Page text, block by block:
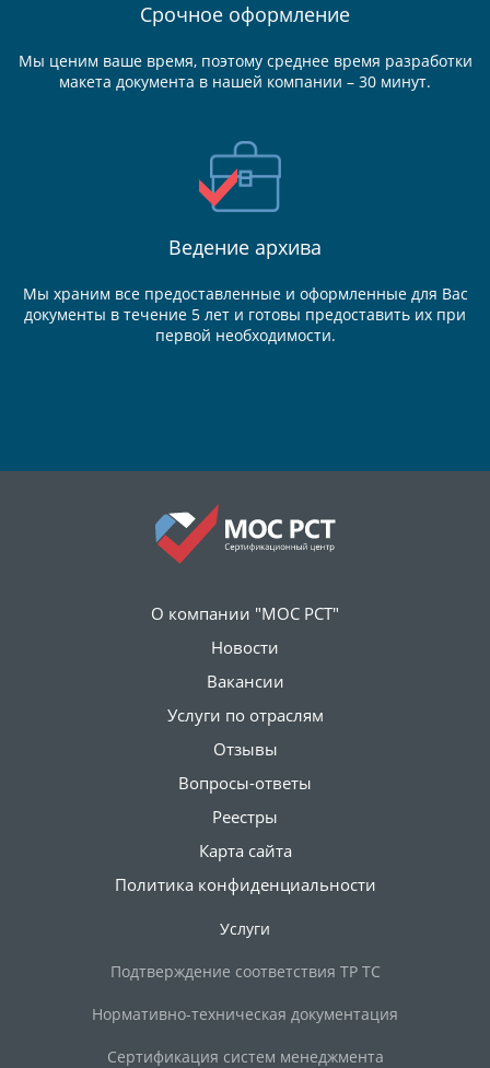
Срочное оформление
Мы ценим ваше время, поэтому среднее время разработки
макета документа в нашей компании – 30 минут.
Ведение архива
Мы храним все предоставленные и оформленные для Вас
документы в течение 5 лет и готовы предоставить их при
первой необходимости.
О компании "МОС РСТ"
Новости
Вакансии
Услуги по отраслям
Отзывы
Вопросы-ответы
Реестры
Карта сайта
Политика конфиденциальности
Услуги
Подтверждение соответствия ТР ТС
Нормативно-техническая документация
Сертификация систем менеджмента